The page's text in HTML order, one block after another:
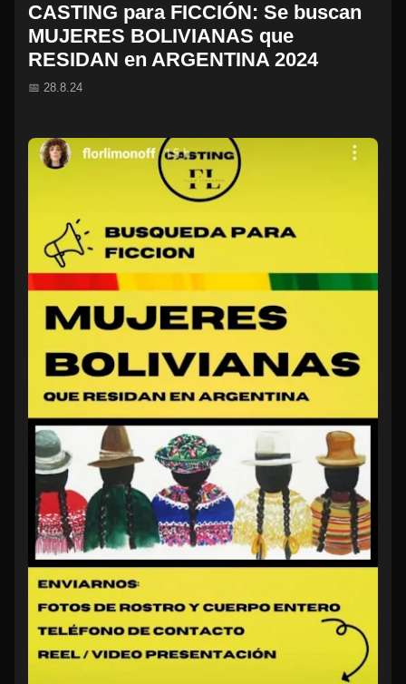
CASTING para FICCIÓN: Se buscan
MUJERES BOLIVIANAS que
RESIDAN en ARGENTINA 2024
📅 28.8.24